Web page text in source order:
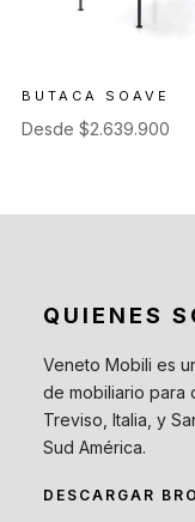
BUTACA SOAVE
Desde $2.639.900
QUIENES
Veneto Mobili es
de mobiliario para
Treviso, Italia, y
Sud América.
DESCARGAR